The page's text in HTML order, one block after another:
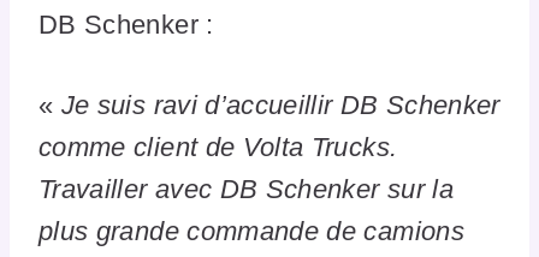
DB Schenker :
« Je suis ravi d’accueillir DB Schenker
comme client de Volta Trucks.
Travailler avec DB Schenker sur la
plus grande commande de camions